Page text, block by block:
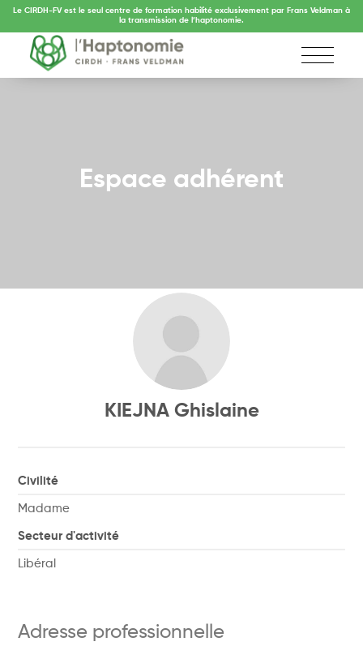
Le CIRDH-FV est le seul centre de formation habilité exclusivement par Frans Veldman à
la transmission de l’haptonomie.
Espace adhérent
KIEJNA Ghislaine
Civilité
Madame
Secteur d'activité
Libéral
Adresse professionnelle